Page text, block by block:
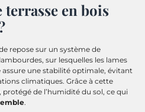
en bois
repose sur un système de
sur lesquelles les lames
assure une stabilité optimale, évitant
climatiques. Grâce à cette
protégé de l’humidité du sol, ce qui
.